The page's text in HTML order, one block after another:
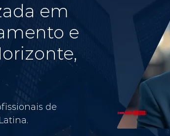
em
e
de